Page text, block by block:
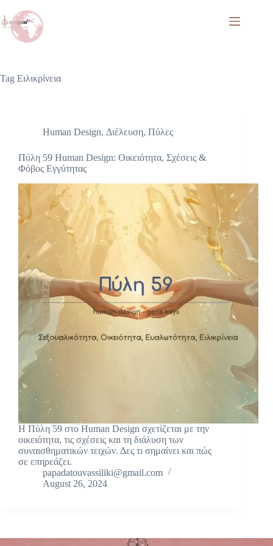
Tag Ειλικρίνεια
Human Design, Διέλευση, Πύλες
Πύλη 59 Human Design: Οικειότητα, Σχέσεις &
Φόβος Εγγύτητας
Η Πύλη 59 στο Human Design σχετίζεται με την
οικειότητα, τις σχέσεις και τη διάλυση των
συναισθηματικών τειχών. Δες τι σημαίνει και πώς
σε επηρεάζει.
papadatouvassiliki@gmail.com
August 26, 2024